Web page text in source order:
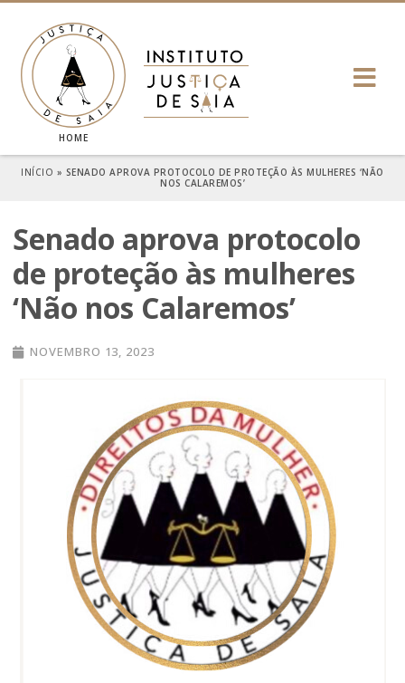
HOME
INÍCIO » SENADO APROVA PROTOCOLO DE PROTEÇÃO ÀS MULHERES ‘NÃO
NOS CALAREMOS’
Senado aprova protocolo
de proteção às mulheres
‘Não nos Calaremos’
NOVEMBRO 13, 2023